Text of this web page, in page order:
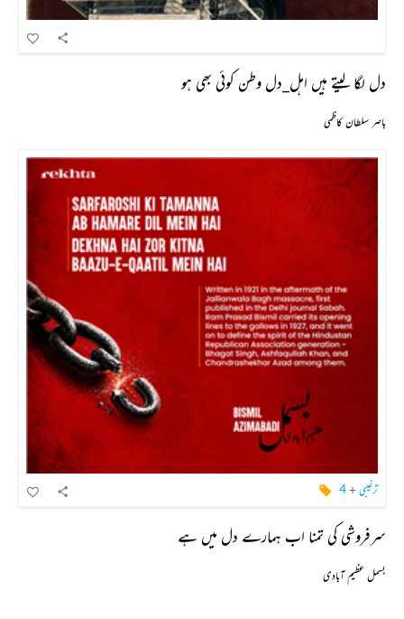
دل لگا لیتے ہیں اہل_دل وطن کوئی بھی ہو
باصر سلطان کاظمی
ترغیبی+
4
سرفروشی کی تمنا اب ہمارے دل میں ہے
بسمل عظیم آبادی